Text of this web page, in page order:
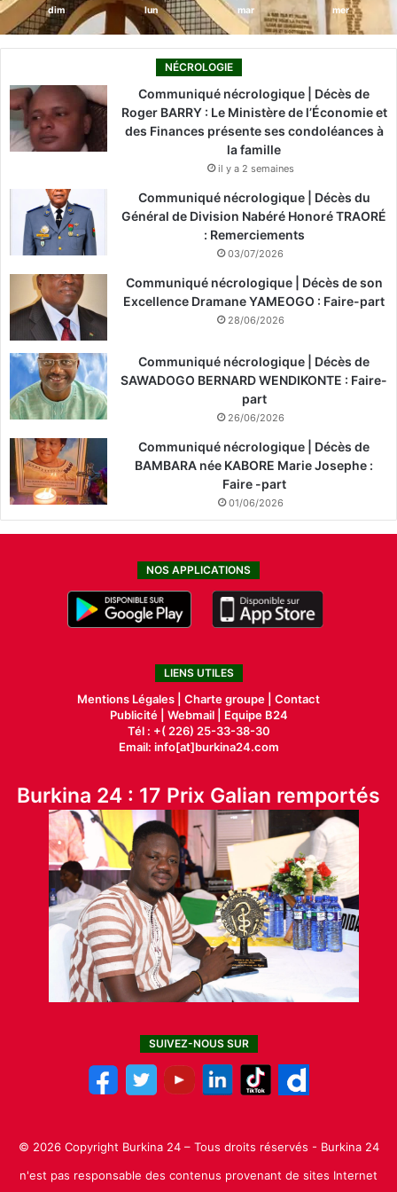
dim lun mar mer
NÉCROLOGIE
Communiqué nécrologique | Décès de
Roger BARRY : Le Ministère de l’Économie et
des Finances présente ses condoléances à
la famille
il y a 2 semaines
Communiqué nécrologique | Décès du
Général de Division Nabéré Honoré TRAORÉ
: Remerciements
03/07/2026
Communiqué nécrologique | Décès de son
Excellence Dramane YAMEOGO : Faire-part
28/06/2026
Communiqué nécrologique | Décès de
SAWADOGO BERNARD WENDIKONTE : Faire-
part
26/06/2026
Communiqué nécrologique | Décès de
BAMBARA née KABORE Marie Josephe :
Faire -part
01/06/2026
NOS APPLICATIONS
LIENS UTILES
Mentions Légales | Charte groupe | Contact
Publicité| Webmail |
Equipe B24
Tél : +( 226) 25-33-38-30
Email: info[at]burkina24.com
Burkina 24 : 17 Prix Galian remportés
SUIVEZ-NOUS SUR
© 2026 Copyright Burkina 24 – Tous droits réservés - Burkina 24
n'est pas responsable des contenus provenant de sites Internet